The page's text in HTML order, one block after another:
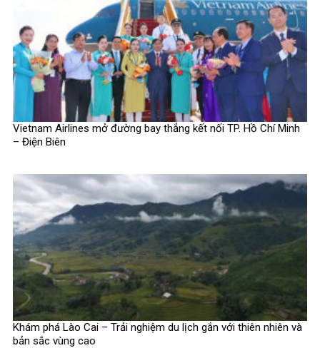
Vietnam Airlines mở đường bay thẳng kết nối TP. Hồ Chí Minh
– Điện Biên
Khám phá Lào Cai – Trải nghiệm du lịch gắn với thiên nhiên và
bản sắc vùng cao